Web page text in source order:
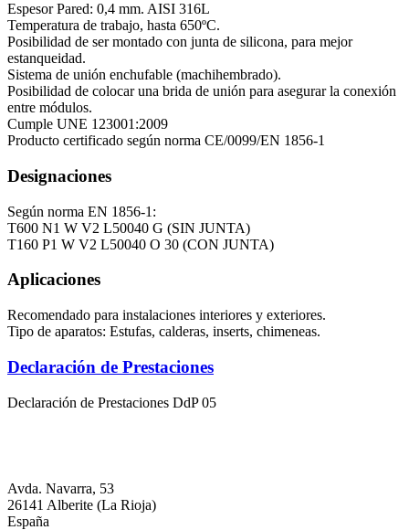
Espesor Pared: 0,4 mm. AISI 316L
Temperatura de trabajo, hasta 650ºC.
Posibilidad de ser montado con junta de silicona, para mejor
estanqueidad.
Sistema de unión enchufable (machihembrado).
Posibilidad de colocar una brida de unión para asegurar la conexión
entre módulos.
Cumple UNE 123001:2009
Producto certificado según norma CE/0099/EN 1856-1
Designaciones
Según norma EN 1856-1:
T600 N1 W V2 L50040 G (SIN JUNTA)
T160 P1 W V2 L50040 O 30 (CON JUNTA)
Aplicaciones
Recomendado para instalaciones interiores y exteriores.
Tipo de aparatos: Estufas, calderas, inserts, chimeneas.
Declaración de Prestaciones
Declaración de Prestaciones DdP 05
Avda. Navarra, 53
26141 Alberite (La Rioja)
España